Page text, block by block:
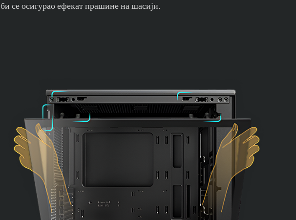
би се осигурао ефекат прашине на шасији.